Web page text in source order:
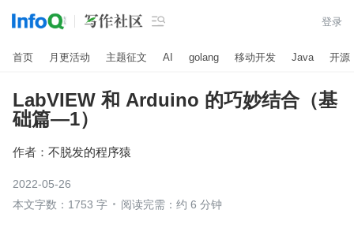
 登录
首页 月更活动 主题征文 AI golang 移动开发 Java 开源
LabVIEW 和 Arduino 的巧妙结合（基
础篇—1）
作者： 不脱发的程序猿
2022-05-26
本文字数：1753 字
阅读完需：约 6 分钟